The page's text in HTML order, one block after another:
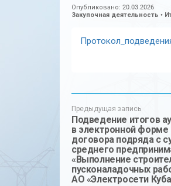
Опубликовано: 20.03.2026
Закупочная деятельность •
Предыдущая запись
Подведение итогов
в электронной форме
договора подряда с
среднего
«Выполнение
пусконаладочных
АО «Электросети